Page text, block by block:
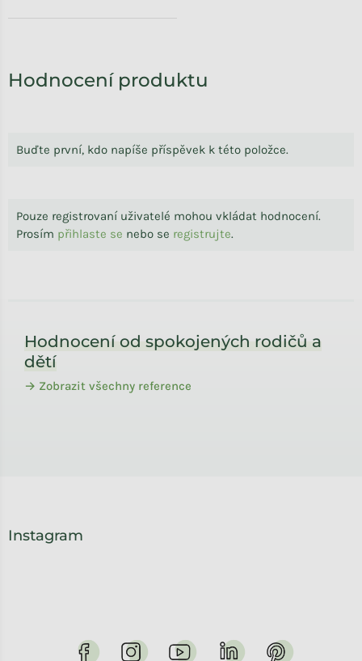
Hodnocení produktu
Buďte první, kdo napíše příspěvek k této položce.
Pouze registrovaní uživatelé mohou vkládat hodnocení.
Prosím přihlaste se nebo se registrujte.
Hodnocení od spokojených rodičů a
dětí
→ Zobrazit všechny reference
Instagram